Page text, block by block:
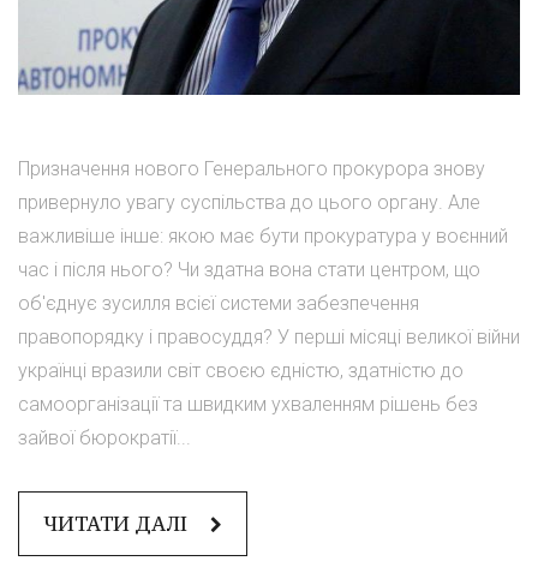
Призначення нового Генерального прокурора знову
привернуло увагу суспільства до цього органу. Але
важливіше інше: якою має бути прокуратура у воєнний
час і після нього? Чи здатна вона стати центром, що
об'єднує зусилля всієї системи забезпечення
правопорядку і правосуддя? У перші місяці великої війни
українці вразили світ своєю єдністю, здатністю до
самоорганізації та швидким ухваленням рішень без
зайвої бюрократії...
ЧИТАТИ ДАЛІ